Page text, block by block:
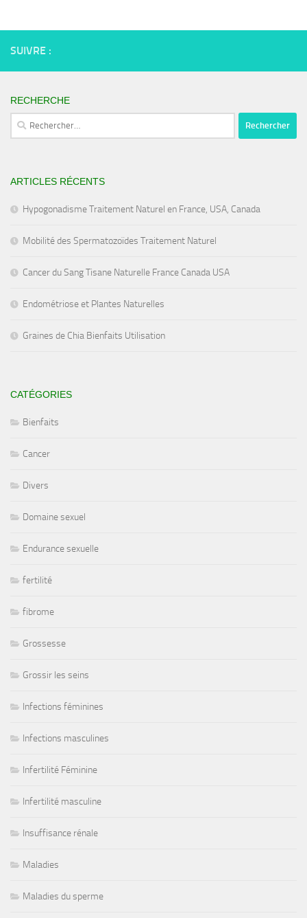
SUIVRE :
RECHERCHE
Rechercher :
ARTICLES RÉCENTS
Hypogonadisme Traitement Naturel en France, USA, Canada
Mobilité des Spermatozoïdes Traitement Naturel
Cancer du Sang Tisane Naturelle France Canada USA
Endométriose et Plantes Naturelles
Graines de Chia Bienfaits Utilisation
CATÉGORIES
Bienfaits
Cancer
Divers
Domaine sexuel
Endurance sexuelle
fertilité
fibrome
Grossesse
Grossir les seins
Infections féminines
Infections masculines
Infertilité Féminine
Infertilité masculine
Insuffisance rénale
Maladies
Maladies du sperme